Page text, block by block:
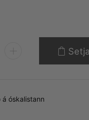
óskalistann